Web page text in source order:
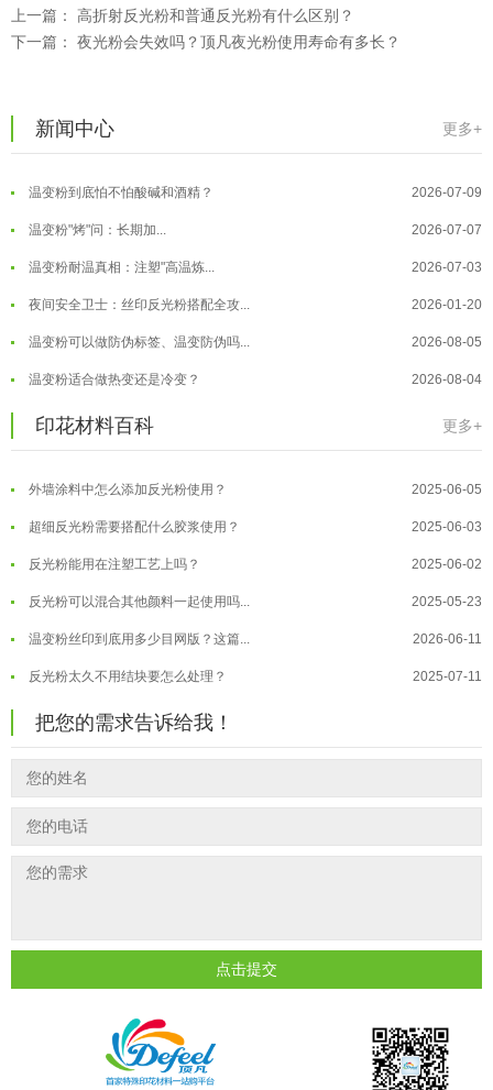
上一篇： 高折射反光粉和普通反光粉有什么区别？
下一篇： 夜光粉会失效吗？顶凡夜光粉使用寿命有多长？
新闻中心 更多+
温变粉注塑后表面翻车？粗糙、颗粒...
温变粉到底怕不怕酸碱和酒精？ 2026-07-09
温变粉"烤"问：长期加... 2026-07-07
温变粉耐温真相：注塑"高温炼... 2026-07-03
夜间安全卫士：丝印反光粉搭配全攻... 2026-01-20
温变粉可以做防伪标签、温变防伪吗... 2026-08-05
温变粉适合做热变还是冷变？ 2026-08-04
温变粉保质期有多久？开封后如何保... 2026-07-20
温变粉大批量保存指南｜做对这几步... 2026-07-17
温变粉"罢工"指南：为... 2026-07-10
温变粉到底怕不怕酸碱和酒精？ 2026-07-09
温变粉"烤"问：长期加... 2026-07-07
温变粉耐温真相：注塑"高温炼... 2026-07-03
夜间安全卫士：丝印反光粉搭配全攻... 2026-01-20
印花材料百科 更多+
温变粉丝印到底用多少目网版？这篇... 2026-06-11
反光粉太久不用结块要怎么处理？ 2025-07-11
印花温变粉最适合用在什么行业上呢... 2025-06-20
油性反光粉怎么印花效果最好？ 2025-06-18
外墙涂料中怎么添加反光粉使用？ 2025-06-05
超细反光粉需要搭配什么胶浆使用？ 2025-06-03
反光粉能用在注塑工艺上吗？ 2025-06-02
反光粉可以混合其他颜料一起使用吗... 2025-05-23
温变粉丝印到底用多少目网版？这篇... 2026-06-11
反光粉太久不用结块要怎么处理？ 2025-07-11
油性反光粉怎么印花效果最好？ 2025-06-18
超细反光粉怎么印牢度才会更好？
反光粉是永久有效的吗？能用多久？
外墙涂料中怎么添加反光粉使用？ 2025-06-05
反光粉可以混合其他颜料一起使用吗...
把您的需求告诉给我！
点击提交